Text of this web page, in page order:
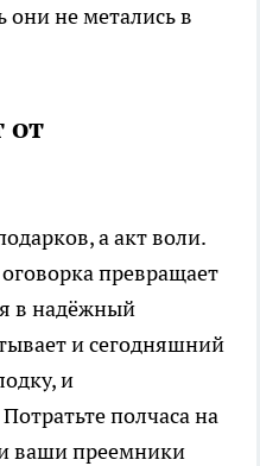
не метались в
от
а акт воли.
превращает
в надёжный
и сегодняшний
и
полчаса на
ваши преемники